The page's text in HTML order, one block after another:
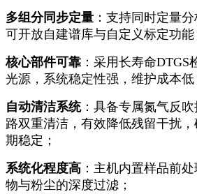
多组分同步定量 ：支持同时定量
可开放自建谱库与自定义标定功能
核心部件可靠 ：采用长寿命
光源，系统稳定性强，维护成本低
自动清洁系统：具备专属氮气反
路双重清洁，有效降低残留干扰
期稳定；
系统化程度高 ：主机内置样品前
物与粉尘的深度过滤；